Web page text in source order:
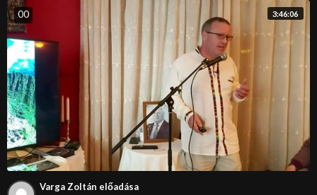
3:46:06
00
Varga Zoltán előadása